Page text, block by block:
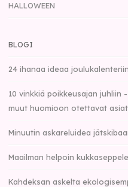
HALLOWEEN
BLOGI
24 ihanaa ideaa joulukalenteriin
10 vinkkiä poikkeusajan
muut huomioon otettavat asiat
Minuutin askareluidea
Maailman helpoin kukkaseppele
Kahdeksan askelta